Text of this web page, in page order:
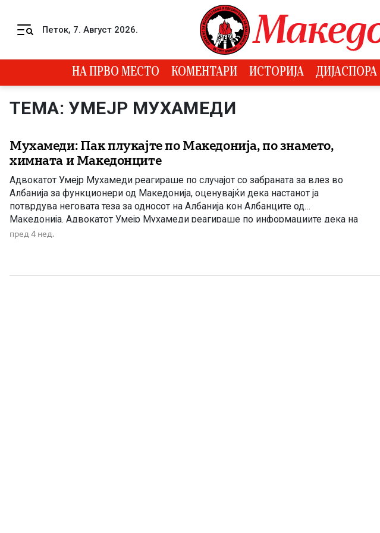
Петок, 7. Август 2026.
НА ПРВО МЕСТО КОМЕНТАРИ ИСТОРИЈА ДИЈАСПОРА
ТЕМА: УМЕЈР МУХАМЕДИ
Мухамеди: Пак плукајте по Македонија, по знамето,
химната и Македонците
Адвокатот Умејр Мухамеди реагираше по случајот со забраната за влез во
Албанија за функционери од Македонија, оценувајќи дека настанот ја
потврдува неговата теза за односот на Албанија кон Албанците од
Македонија. Адвокатот Умејр Мухамеди реагираше по информациите дека на
двајца пратеници од Македонија од албанска етничка припадност, како и на
пред 4 нед.